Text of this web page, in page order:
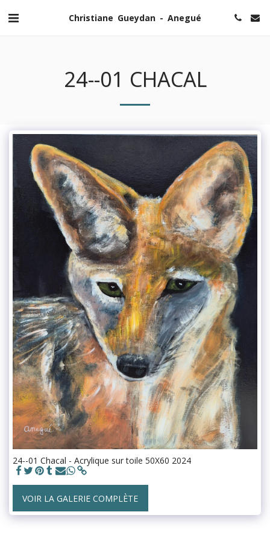
Christiane Gueydan - Anegué
24--01 CHACAL
24--01 Chacal - Acrylique sur toile 50X60 2024
VOIR LA GALERIE COMPLÈTE